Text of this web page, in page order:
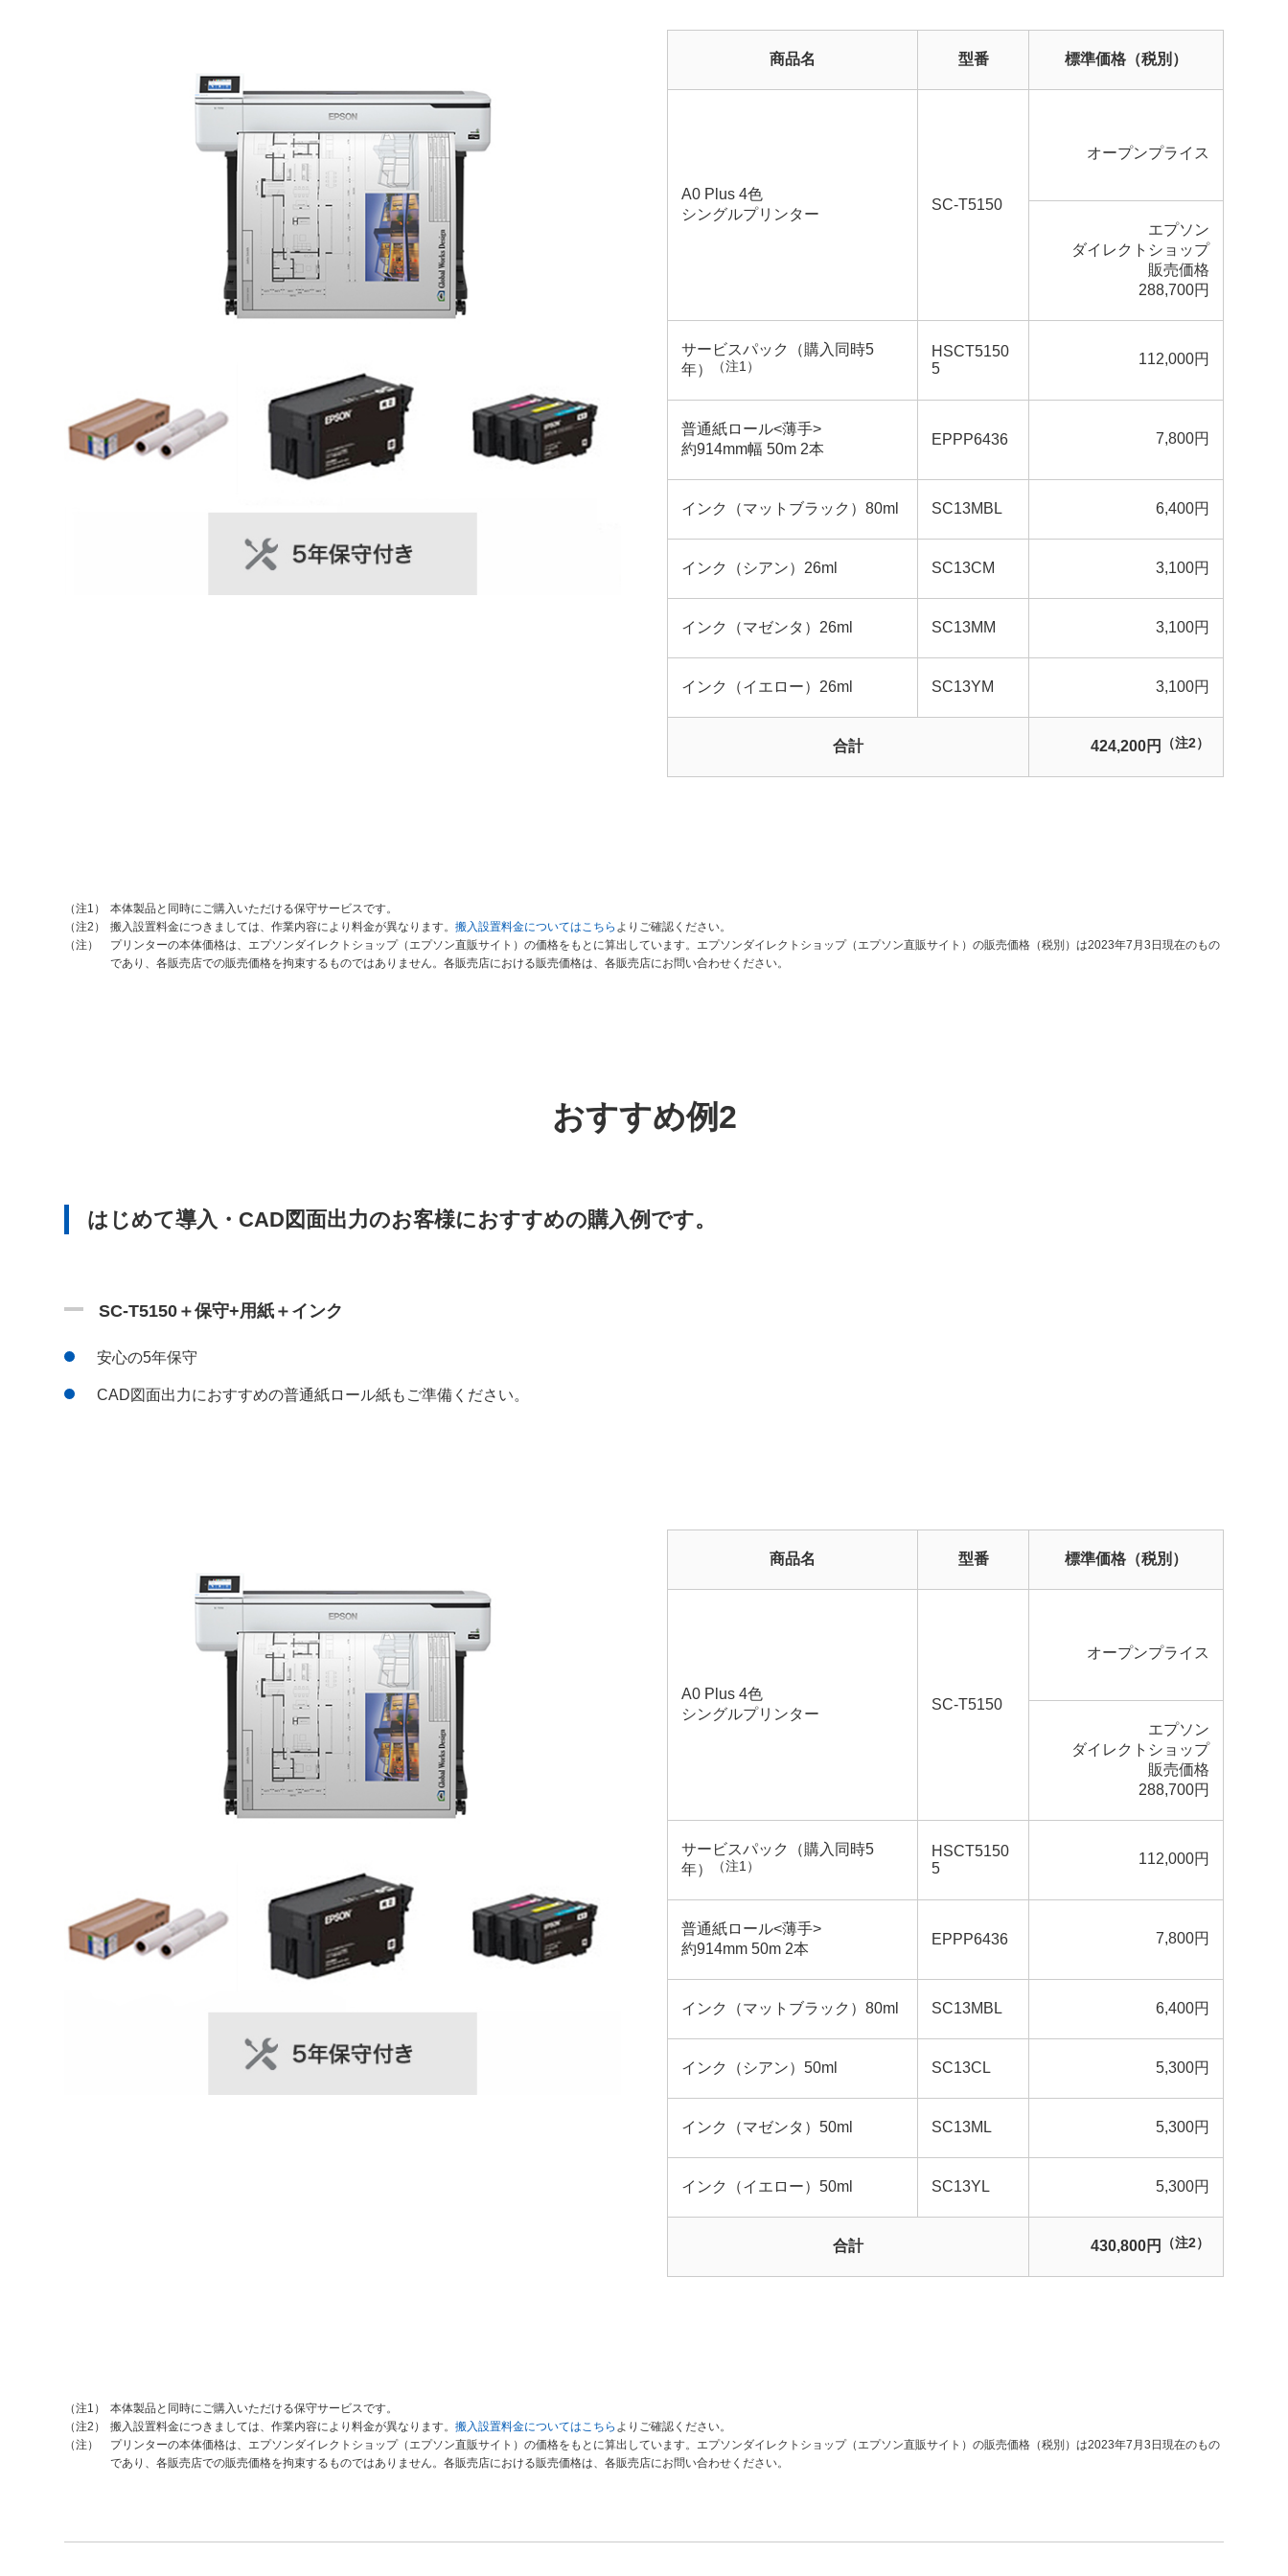
商品名 型番 標準価格（税別）
A0 Plus 4色
シングルプリンター
SC-T5150
オープンプライス
エプソン
ダイレクトショップ
販売価格
288,700円
サービスパック（購入同時5
年）
（注1）
HSCT5150
5
112,000円
普通紙ロール<薄手>
約914mm幅 50m 2本
EPPP6436 7,800円
インク（マットブラック）80ml SC13MBL 6,400円
インク（シアン）26ml SC13CM 3,100円
インク（マゼンタ）26ml SC13MM 3,100円
インク（イエロー）26ml SC13YM 3,100円
合計 424,200円 （注2）
（注1）
本体製品と同時にご購入いただける保守サービスです。
（注2）
搬入設置料金につきましては、作業内容により料金が異なります。 搬入設置料金についてはこちら よりご確認ください。
（注）
プリンターの本体価格は、エプソンダイレクトショップ（エプソン直販サイト）の価格をもとに算出しています。エプソンダイレクトショップ（エプソン直販サイト）の販売価格（税別）は2023年7月3日現在のもの
であり、各販売店での販売価格を拘束するものではありません。各販売店における販売価格は、各販売店にお問い合わせください。
おすすめ例2
はじめて導入・CAD図面出力のお客様におすすめの購入例です。
SC-T5150＋保守+用紙＋インク
安心の5年保守
CAD図面出力におすすめの普通紙ロール紙もご準備ください。
商品名 型番 標準価格（税別）
A0 Plus 4色
シングルプリンター
SC-T5150
オープンプライス
エプソン
ダイレクトショップ
販売価格
288,700円
サービスパック（購入同時5
年）
（注1）
HSCT5150
5
112,000円
普通紙ロール<薄手>
約914mm 50m 2本
EPPP6436 7,800円
インク（マットブラック）80ml SC13MBL 6,400円
インク（シアン）50ml SC13CL 5,300円
インク（マゼンタ）50ml SC13ML 5,300円
インク（イエロー）50ml SC13YL 5,300円
合計 430,800円 （注2）
（注1）
本体製品と同時にご購入いただける保守サービスです。
（注2）
搬入設置料金につきましては、作業内容により料金が異なります。 搬入設置料金についてはこちら よりご確認ください。
（注）
プリンターの本体価格は、エプソンダイレクトショップ（エプソン直販サイト）の価格をもとに算出しています。エプソンダイレクトショップ（エプソン直販サイト）の販売価格（税別）は2023年7月3日現在のもの
であり、各販売店での販売価格を拘束するものではありません。各販売店における販売価格は、各販売店にお問い合わせください。